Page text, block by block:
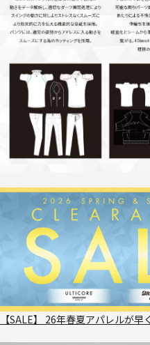
【SALE】 26年春夏アパレルが